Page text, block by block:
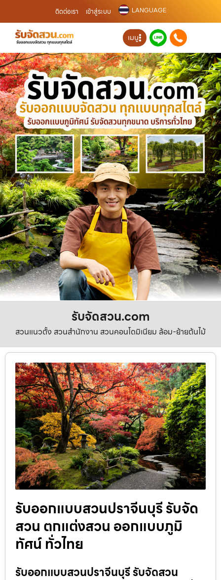
ติดต่อเรา เข้าสู่ระบบ LANGUAGE
เมนู
รับจัดสวน.com
สวนแนวตั้ง สวนสำนักงาน สวนคอนโดมิเนียม ล้อม-ย้ายต้นไม้
รับออกแบบสวนปราจีนบุรี รับจัด
สวน ตกแต่งสวน ออกแบบภูมิ
ทัศน์ ทั่วไทย
รับออกแบบสวนปราจีนบุรี รับจัดสวน